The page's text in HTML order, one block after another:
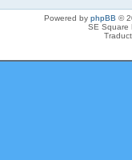
Powered by phpBB ©
SE Square